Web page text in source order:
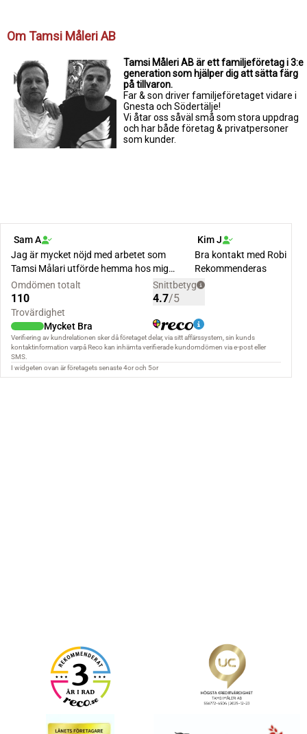
Om Tamsi Måleri AB
Tamsi Måleri AB är ett familjeföretag i 3:e
generation som hjälper dig att sätta färg
på tillvaron.
Far & son driver familjeföretaget vidare i
Gnesta och Södertälje!
Vi åtar oss såväl små som stora uppdrag
och har både företag & privatpersoner
som kunder.